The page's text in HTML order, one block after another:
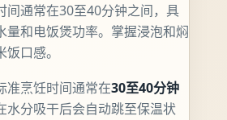
间通常在30至40分钟之间，具
量和电饭煲功率。掌握浸泡和焖
口感。
准烹饪时间通常在30至40分钟
水分吸干后会自动跳至保温状